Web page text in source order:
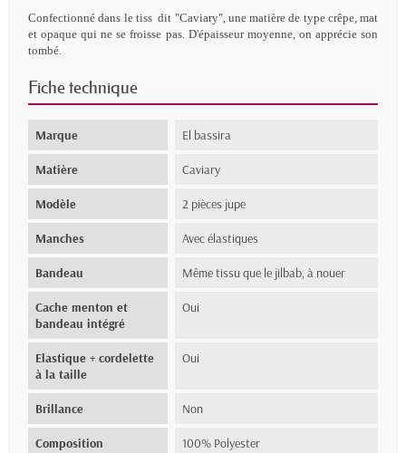
Confectionné dans le tiss dit "Caviary", une matière de type crêpe, mat
et opaque qui ne se froisse pas. D'épaisseur moyenne, on apprécie son
tombé.
Fiche technique
Marque El bassira
Matière Caviary
Modèle 2 pièces jupe
Manches Avec élastiques
Bandeau Même tissu que le jilbab, à nouer
Cache menton et
bandeau intégré
Oui
Elastique + cordelette
à la taille
Oui
Brillance Non
Composition 100% Polyester